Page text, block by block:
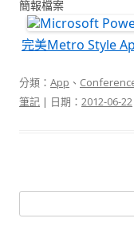
簡報檔案
分類： App 、
筆記 | 日期： 2012-06-22
尋